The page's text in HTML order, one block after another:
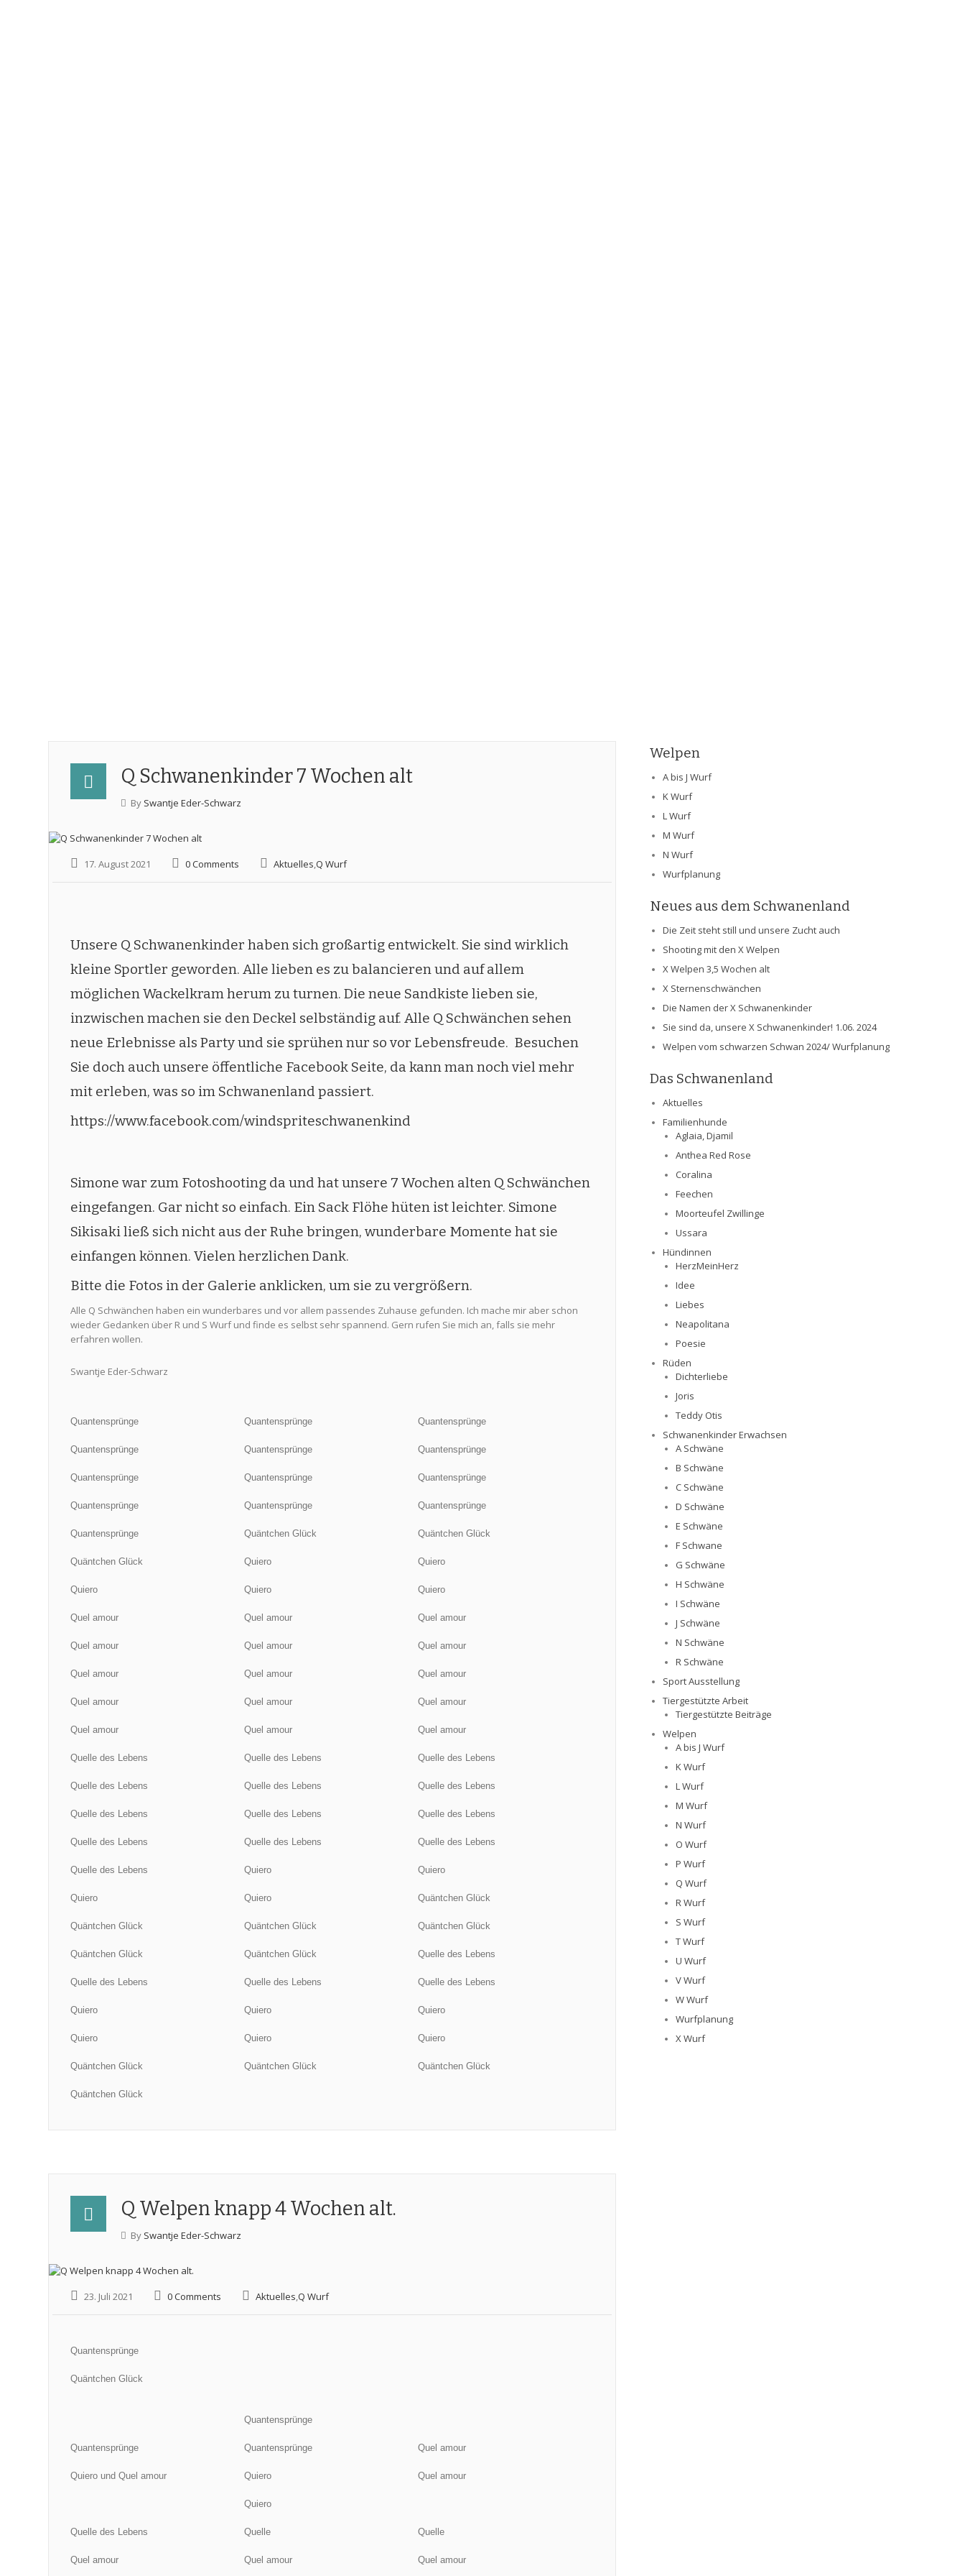
Q Schwanenkinder 7 Wochen alt
By Swantje Eder-Schwarz
17. August 2021 0 Comments Aktuelles,Q Wurf
Unsere Q Schwanenkinder haben sich großartig entwickelt. Sie sind wirklich
kleine Sportler geworden. Alle lieben es zu balancieren und auf allem
möglichen Wackelkram herum zu turnen. Die neue Sandkiste lieben sie,
inzwischen machen sie den Deckel selbständig auf. Alle Q Schwänchen sehen
neue Erlebnisse als Party und sie sprühen nur so vor Lebensfreude. Besuchen
Sie doch auch unsere öffentliche Facebook Seite, da kann man noch viel mehr
mit erleben, was so im Schwanenland passiert.
https://www.facebook.com/windspriteschwanenkind
Simone war zum Fotoshooting da und hat unsere 7 Wochen alten Q Schwänchen
eingefangen. Gar nicht so einfach. Ein Sack Flöhe hüten ist leichter. Simone
Sikisaki ließ sich nicht aus der Ruhe bringen, wunderbare Momente hat sie
einfangen können. Vielen herzlichen Dank.
Bitte die Fotos in der Galerie anklicken, um sie zu vergrößern.
Alle Q Schwänchen haben ein wunderbares und vor allem passendes Zuhause gefunden. Ich mache mir aber schon
wieder Gedanken über R und S Wurf und finde es selbst sehr spannend. Gern rufen Sie mich an, falls sie mehr
erfahren wollen.
Swantje Eder-Schwarz
Quantensprünge Quantensprünge Quantensprünge
Quantensprünge Quantensprünge Quantensprünge
Quantensprünge Quantensprünge Quantensprünge
Quantensprünge Quantensprünge Quantensprünge
Quantensprünge Quäntchen Glück Quäntchen Glück
Quäntchen Glück Quiero Quiero
Quiero Quiero Quiero
Quel amour Quel amour Quel amour
Quel amour Quel amour Quel amour
Quel amour Quel amour Quel amour
Quel amour Quel amour Quel amour
Quel amour Quel amour Quel amour
Quelle des Lebens Quelle des Lebens Quelle des Lebens
Quelle des Lebens Quelle des Lebens Quelle des Lebens
Quelle des Lebens Quelle des Lebens Quelle des Lebens
Quelle des Lebens Quelle des Lebens Quelle des Lebens
Quelle des Lebens Quiero Quiero
Quiero Quiero Quäntchen Glück
Quäntchen Glück Quäntchen Glück Quäntchen Glück
Quäntchen Glück Quäntchen Glück Quelle des Lebens
Quelle des Lebens Quelle des Lebens Quelle des Lebens
Quiero Quiero Quiero
Quiero Quiero Quiero
Quäntchen Glück Quäntchen Glück Quäntchen Glück
Quäntchen Glück
Q Welpen knapp 4 Wochen alt.
By Swantje Eder-Schwarz
23. Juli 2021 0 Comments Aktuelles,Q Wurf
Quantensprünge
Quäntchen Glück
Quantensprünge
Quantensprünge Quantensprünge Quel amour
Quiero und Quel amour Quiero Quel amour
Quiero
Quelle des Lebens Quelle Quelle
Quel amour Quel amour Quel amour
Welpen
A bis J Wurf
K Wurf
L Wurf
M Wurf
N Wurf
Wurfplanung
Neues aus dem Schwanenland
Die Zeit steht still und unsere Zucht auch
Shooting mit den X Welpen
X Welpen 3,5 Wochen alt
X Sternenschwänchen
Die Namen der X Schwanenkinder
Sie sind da, unsere X Schwanenkinder! 1.06. 2024
Welpen vom schwarzen Schwan 2024/ Wurfplanung
Das Schwanenland
Aktuelles
Familienhunde
Aglaia, Djamil
Anthea Red Rose
Coralina
Feechen
Moorteufel Zwillinge
Ussara
Hündinnen
HerzMeinHerz
Idee
Liebes
Neapolitana
Poesie
Rüden
Dichterliebe
Joris
Teddy Otis
Schwanenkinder Erwachsen
A Schwäne
B Schwäne
C Schwäne
D Schwäne
E Schwäne
F Schwane
G Schwäne
H Schwäne
I Schwäne
J Schwäne
N Schwäne
R Schwäne
Sport Ausstellung
Tiergestützte Arbeit
Tiergestützte Beiträge
Welpen
A bis J Wurf
K Wurf
L Wurf
M Wurf
N Wurf
O Wurf
P Wurf
Q Wurf
R Wurf
S Wurf
T Wurf
U Wurf
V Wurf
W Wurf
Wurfplanung
X Wurf